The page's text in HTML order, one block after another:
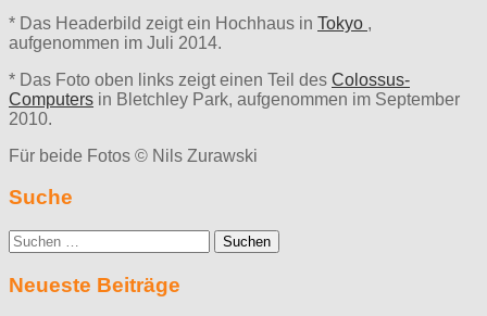
* Das Headerbild zeigt ein Hochhaus in Tokyo ,
aufgenommen im Juli 2014.
* Das Foto oben links zeigt einen Teil des Colossus-
Computers in Bletchley Park, aufgenommen im September
2010.
Für beide Fotos © Nils Zurawski
Suche
Suche
nach:
Neueste Beiträge